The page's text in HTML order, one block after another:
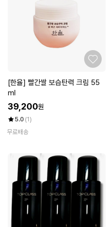
[한율] 빨간쌀 보습탄력 크림 55
ml
39,200원
5.0 (1)
무료배송